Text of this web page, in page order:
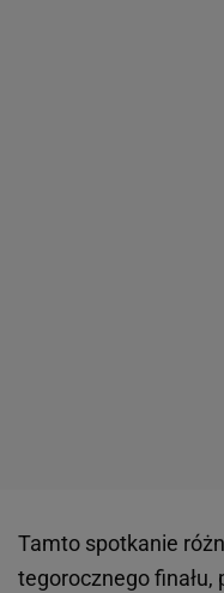
Tamto spotkanie
tegorocznego finału,